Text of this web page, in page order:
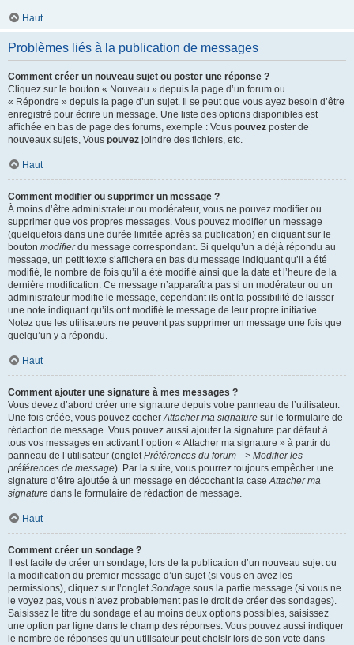
Haut
Problèmes liés à la publication de messages
Comment créer un nouveau sujet ou poster une réponse ?
Cliquez sur le bouton « Nouveau » depuis la page d’un forum ou
« Répondre » depuis la page d’un sujet. Il se peut que vous ayez besoin d’être
enregistré pour écrire un message. Une liste des options disponibles est
affichée en bas de page des forums, exemple : Vous pouvez poster de
nouveaux sujets, Vous pouvez joindre des fichiers, etc.
Haut
Comment modifier ou supprimer un message ?
À moins d’être administrateur ou modérateur, vous ne pouvez modifier ou
supprimer que vos propres messages. Vous pouvez modifier un message
(quelquefois dans une durée limitée après sa publication) en cliquant sur le
bouton modifierdu message correspondant. Si quelqu’un a déjà répondu au
message, un petit texte s’affichera en bas du message indiquant qu’il a été
modifié, le nombre de fois qu’il a été modifié ainsi que la date et l’heure de la
dernière modification. Ce message n’apparaîtra pas si un modérateur ou un
administrateur modifie le message, cependant ils ont la possibilité de laisser
une note indiquant qu’ils ont modifié le message de leur propre initiative.
Notez que les utilisateurs ne peuvent pas supprimer un message une fois que
quelqu’un y a répondu.
Haut
Comment ajouter une signature à mes messages ?
Vous devez d’abord créer une signature depuis votre panneau de l’utilisateur.
Une fois créée, vous pouvez cocherAttacher ma signature sur le formulaire de
rédaction de message. Vous pouvez aussi ajouter la signature par défaut à
tous vos messages en activant l’option « Attacher ma signature » à partir du
panneau de l’utilisateur (ongletPréférences du forum --> Modifier les
préférences de message). Par la suite, vous pourrez toujours empêcher une
signature d’être ajoutée à un message en décochant la caseAttacher ma
signature dans le formulaire de rédaction de message.
Haut
Comment créer un sondage ?
Il est facile de créer un sondage, lors de la publication d’un nouveau sujet ou
la modification du premier message d’un sujet (si vous en avez les
permissions), cliquez sur l’ongletSondage sous la partie message (si vous ne
le voyez pas, vous n’avez probablement pas le droit de créer des sondages).
Saisissez le titre du sondage et au moins deux options possibles, saisissez
une option par ligne dans le champ des réponses. Vous pouvez aussi indiquer
le nombre de réponses qu’un utilisateur peut choisir lors de son vote dans